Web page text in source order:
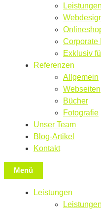
Corporate
Exklusiv
Referenzen
Allgemein
Webseiten
Bücher
Fotografie
Unser Team
Blog-Artikel
Kontakt
Menü
Leistungen